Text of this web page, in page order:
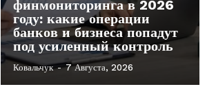
финмониторинга в 2026
году: какие операции
банков и бизнеса попадут
под усиленный контроль
Ковальчук - 7 Августа, 2026